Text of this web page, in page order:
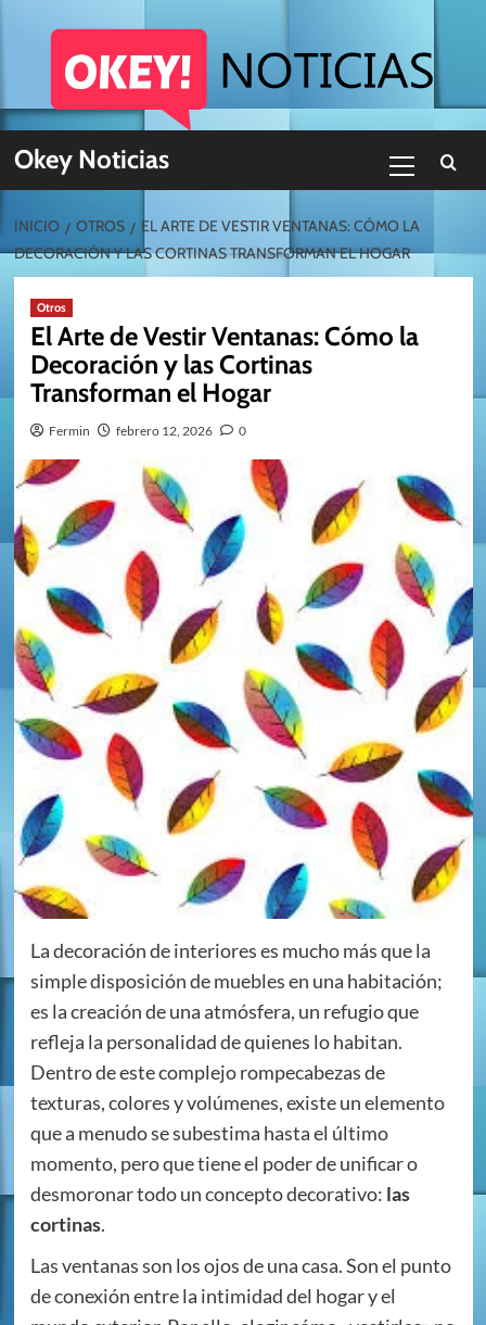
Okey Noticias
primario
INICIO OTROS
EL ARTE DE VESTIR VENTANAS: CÓMO LA
DECORACIÓN Y LAS CORTINAS TRANSFORMAN EL HOGAR
Otros
El Arte de Vestir Ventanas: Cómo la
Decoración y las Cortinas
Transforman el Hogar
Fermin febrero 12, 2026 0
La decoración de interiores es mucho más que la
simple disposición de muebles en una habitación;
es la creación de una atmósfera, un refugio que
refleja la personalidad de quienes lo habitan.
Dentro de este complejo rompecabezas de
texturas, colores y volúmenes, existe un elemento
que a menudo se subestima hasta el último
momento, pero que tiene el poder de unificar o
desmoronar todo un concepto decorativo: las
cortinas.
Las ventanas son los ojos de una casa. Son el punto
de conexión entre la intimidad del hogar y el